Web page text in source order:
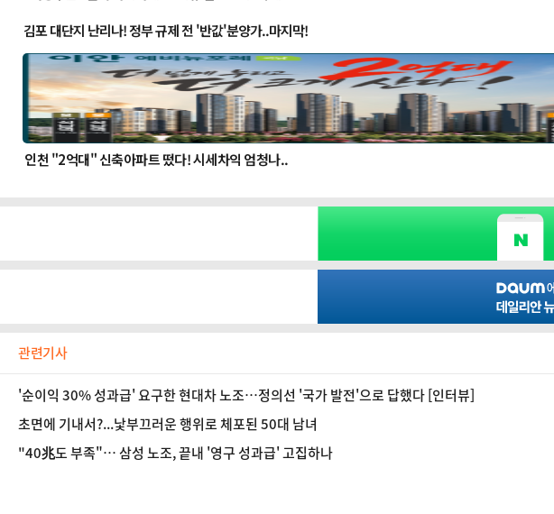
관련기사
'순이익 30% 성과급' 요구한 현대차 노조…정의선 '국가 발전'으로 답했다 [인터뷰]
초면에 기내서?...낯부끄러운 행위로 체포된 50대 남녀
"40兆도 부족"… 삼성 노조, 끝내 '영구 성과급' 고집하나